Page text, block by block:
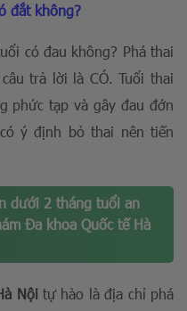
đắt không?
có đau không? Phá thai
trả lời là CÓ. Tuổi thai
phức tạp và gây đau đớn
ý định bỏ thai nên tiến
dưới 2 tháng tuổi an
Đa khoa Quốc tế Hà
Nộitự hào là địa chỉ phá